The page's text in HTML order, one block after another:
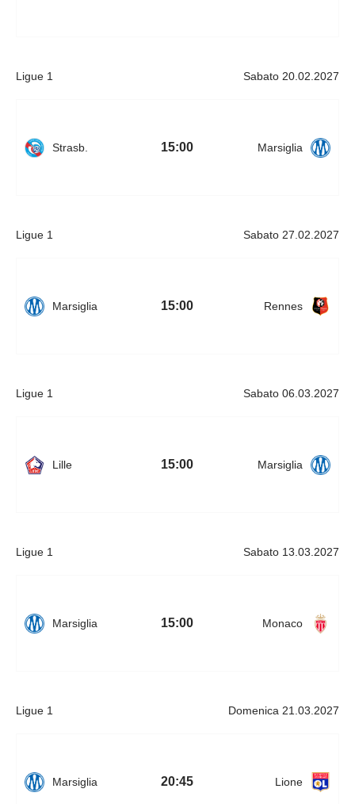
Ligue 1 Sabato 20.02.2027
Strasb. 15:00 Marsiglia
Ligue 1 Sabato 27.02.2027
Marsiglia 15:00 Rennes
Ligue 1 Sabato 06.03.2027
Lille 15:00 Marsiglia
Ligue 1 Sabato 13.03.2027
Marsiglia 15:00 Monaco
Ligue 1 Domenica 21.03.2027
Marsiglia 20:45 Lione